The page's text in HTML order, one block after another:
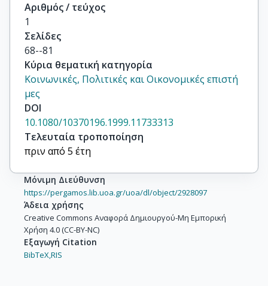
Αριθμός / τεύχος
1
Σελίδες
68--81
Κύρια θεματική κατηγορία
Κοινωνικές, Πολιτικές και Οικονομικές επιστή
μες
DOI
10.1080/10370196.1999.11733313
Τελευταία τροποποίηση
πριν από 5 έτη
Μόνιμη Διεύθυνση
https://pergamos.lib.uoa.gr/uoa/dl/object/2928097
Άδεια χρήσης
Creative Commons Αναφορά Δημιουργού-Μη Εμπορική
Χρήση 4.0 (CC-BY-NC)
Εξαγωγή Citation
BibTeX,RIS